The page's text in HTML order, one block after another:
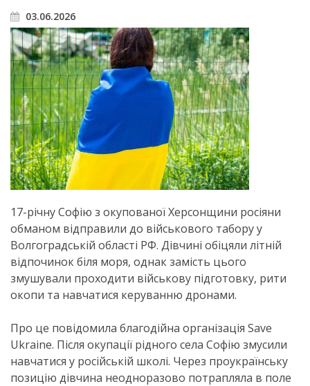
03.06.2026
17-річну Софію з окупованої Херсонщини росіяни
обманом відправили до військового табору у
Волгоградській області РФ. Дівчині обіцяли літній
відпочинок біля моря, однак замість цього
змушували проходити військову підготовку, рити
окопи та навчатися керуванню дронами.
Про це повідомила благодійна організація Save
Ukraine. Після окупації рідного села Софію змусили
навчатися у російській школі. Через проукраїнську
позицію дівчина неодноразово потрапляла в поле